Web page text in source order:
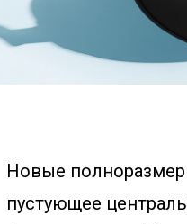
Новые
пустующее